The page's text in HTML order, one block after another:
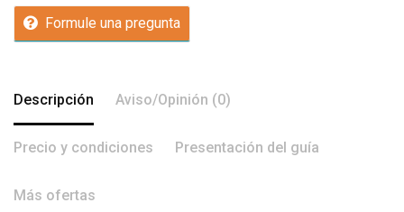
Formule una pregunta
Descripción Aviso/Opinión (0)
Precio y condiciones Presentación del guía
Más ofertas